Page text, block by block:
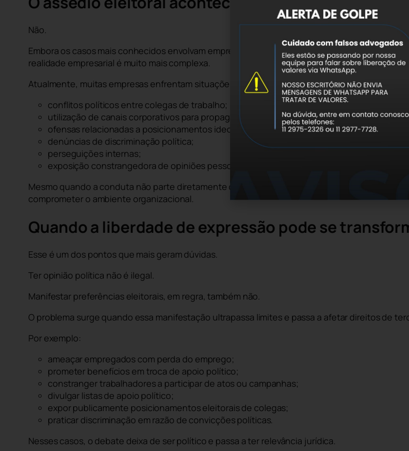
Não.
Embora os casos mais conhecidos envolvam empregadores pressionando trabalhadores a
realidade empresarial é muito mais complexa.
Atualmente, muitas empresas enfrentam situações envolvendo:
conflitos políticos entre colegas de trabalho;
utilização de canais corporativos para propaganda eleitoral;
ofensas relacionadas a posicionamentos ideológicos;
denúncias de discriminação política;
perseguições internas;
exposição constrangedora de opiniões pessoais.
Mesmo quando a conduta não parte diretamente da empresa, a omissão diante de situações
comprometer o ambiente organizacional.
Quando a liberdade de expressão pode se
Esse é um dos pontos que mais geram dúvidas.
Ter opinião política não é ilegal.
Manifestar preferências eleitorais, em regra, também não.
O problema surge quando essa manifestação ultrapassa limites e passa a afetar direitos de
Por exemplo:
ameaçar empregados com perda do emprego;
prometer benefícios em troca de apoio político;
constranger trabalhadores a participar de atos ou campanhas;
divulgar listas de apoio político;
expor publicamente posicionamentos eleitorais de colegas;
praticar discriminação em razão de convicções políticas.
Nesses casos, o debate deixa de ser político e passa a ter relevância jurídica.